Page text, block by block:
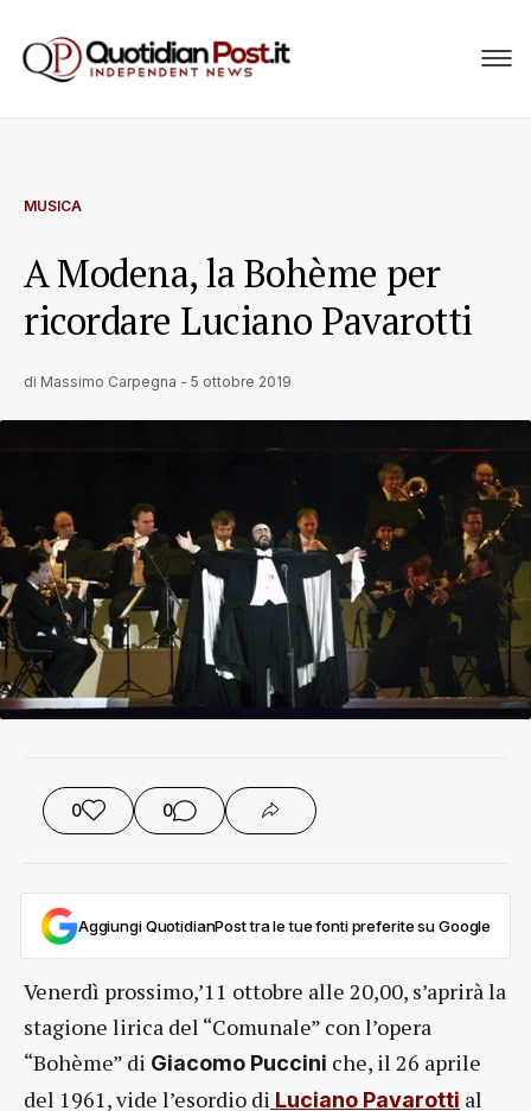
MUSICA
A Modena, la Bohème per
ricordare Luciano Pavarotti
di Massimo Carpegna - 5 ottobre 2019
0 0
Aggiungi QuotidianPost tra le tue fonti preferite su Google
Venerdì prossimo,’11 ottobre alle 20,00, s’aprirà la
stagione lirica del “Comunale” con l’opera
“Bohème” di Giacomo Puccini che, il 26 aprile
del 1961, vide l’esordio di Luciano Pavarotti al